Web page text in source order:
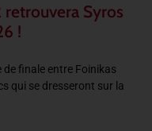
retrouvera Syros
!
de finale entre Foinikas
qui se dresseront sur la